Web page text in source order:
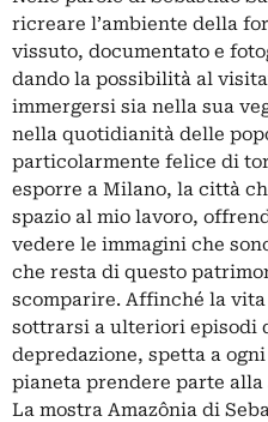
ricreare l’ambiente della
vissuto, documentato e
dando la possibilità al
immergersi sia nella sua
nella quotidianità delle
particolarmente felice di
esporre a Milano, la città
spazio al mio lavoro,
vedere le immagini che
che resta di questo
scomparire. Affinché la
sottrarsi a ulteriori episodi
depredazione, spetta a
pianeta prendere parte alla
La mostra Amazônia di